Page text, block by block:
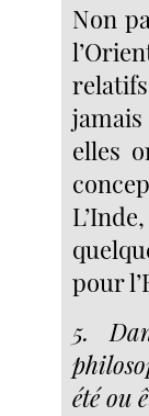
Non
elles
pour
5.
été ou